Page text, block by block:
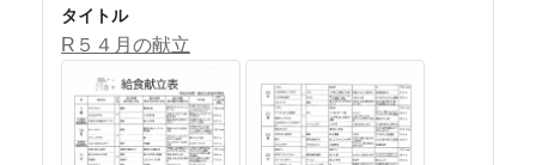
タイトル
R５４月の献立